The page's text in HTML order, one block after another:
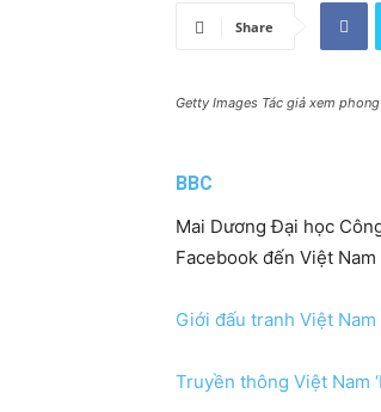
Share
Getty Images Tác giả xem
BBC
Mai Dương Đại học
Facebook đến Việt
Giới đấu tranh Việt Nam
Truyền thông Việt Nam